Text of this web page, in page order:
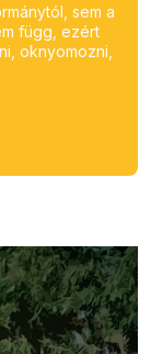
sem a
függ, ezért
oknyomozni,